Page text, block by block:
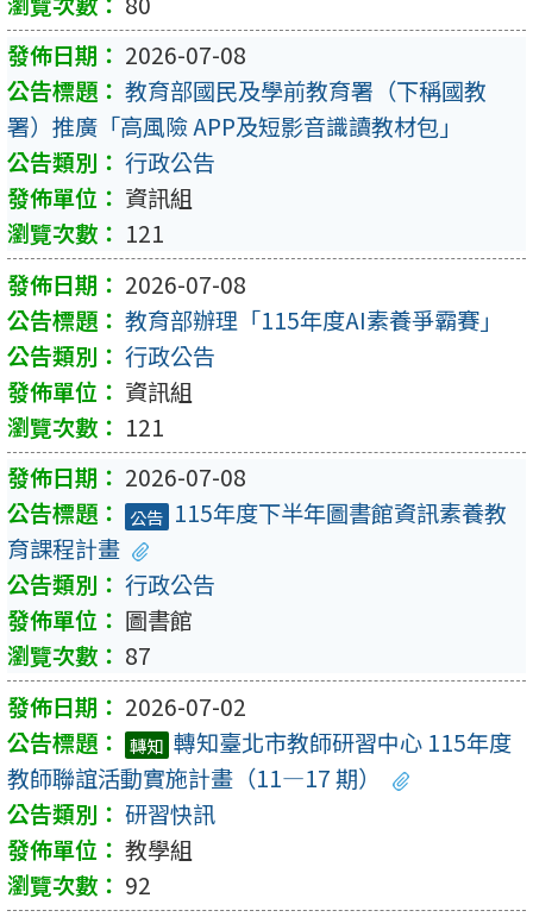
2026-07-08
教育部國民及學前教育署（下稱國教
署）推廣「高風險 APP及短影音識讀教材包」
行政公告
資訊組
121
2026-07-08
教育部辦理「115年度AI素養爭霸賽」
行政公告
資訊組
121
2026-07-08
公告 115年度下半年圖書館資訊素養教
育課程計畫
行政公告
圖書館
87
2026-07-02
轉知 轉知臺北市教師研習中心 115年度
教師聯誼活動實施計畫（11—17 期）
研習快訊
教學組
92